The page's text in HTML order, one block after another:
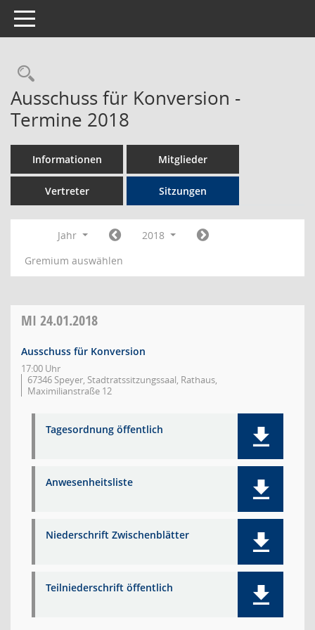
Toggle navigation
Rechercheauswahl
Ausschuss für Konversion -
Termine 2018
Informationen Mitglieder
Vertreter Sitzungen
Jahr
2018
Gremium auswählen
MI 24.01.2018
Ausschuss für Konversion
17:00 Uhr
67346 Speyer, Stadtratssitzungssaal, Rathaus,
Maximilianstraße 12
Tagesordnung öffentlich
Anwesenheitsliste
Niederschrift Zwischenblätter
Teilniederschrift öffentlich